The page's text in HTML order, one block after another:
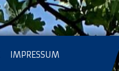
IMPRESSUM